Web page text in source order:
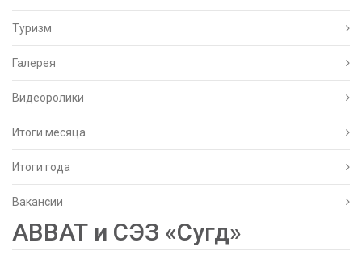
Туризм
Галерея
Видеоролики
Итоги месяца
Итоги года
Вакансии
АВВАТ и СЭЗ «Сугд»